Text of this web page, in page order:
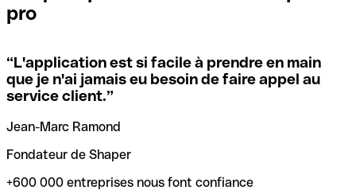
locales.
Si vous n'êtes pas sûr du code SWIFT que vous devriez
utiliser, nous avons développé un outil de recherche de
codes SWIFT par nom de banque.
vérification/recherche de codes SWIFT. Ainsi, vous pouvez
trouver et vérifier vos codes SWIFT avant de réaliser vos
transferts d’argent.
pro
“L'application est si facile à prendre en main
que je n'ai jamais eu besoin de faire appel au
service client.”
Jean-Marc Ramond
Fondateur de Shaper
+600 000 entreprises nous font confiance